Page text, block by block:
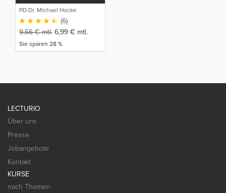
PD Dr. Michael Hocke
(6)
9,66€mtl. 6,99 € mtl.
Sie sparen 28 %
LECTURIO
Über uns
Presse
Jobangebote
Kontakt
KURSE
nach Themen